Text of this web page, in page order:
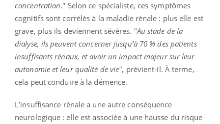
concentration." Selon ce spécialiste, ces symptômes
cognitifs sont corrélés à la maladie rénale : plus elle est
grave, plus ils deviennent sévères. "Au stade de la
dialyse, ils peuvent concerner jusqu’à 70 % des patients
insuffisants rénaux, et avoir un impact majeur sur leur
autonomie et leur qualité de vie", prévient-il. À terme,
cela peut conduire à la démence.
L’insuffisance rénale a une autre conséquence
neurologique : elle est associée à une hausse du risque